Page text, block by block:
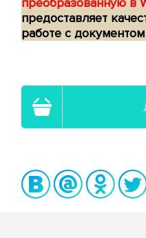
преобразованную в
предоставляет
работе с документом